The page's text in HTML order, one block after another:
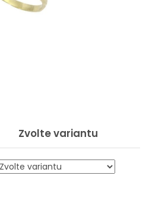
Zvolte variantu